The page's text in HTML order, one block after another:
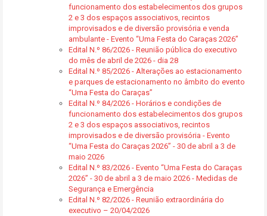
funcionamento dos estabelecimentos dos grupos
2 e 3 dos espaços associativos, recintos
improvisados e de diversão provisória e venda
ambulante - Evento “Uma Festa do Caraças 2026”
Edital N.º 86/2026 - Reunião pública do executivo
do mês de abril de 2026 - dia 28
Edital N.º 85/2026 - Alterações ao estacionamento
e parques de estacionamento no âmbito do evento
“Uma Festa do Caraças”
Edital N.º 84/2026 - Horários e condições de
funcionamento dos estabelecimentos dos grupos
2 e 3 dos espaços associativos, recintos
improvisados e de diversão provisória - Evento
“Uma Festa do Caraças 2026” - 30 de abril a 3 de
maio 2026
Edital N.º 83/2026 - Evento “Uma Festa do Caraças
2026” - 30 de abril a 3 de maio 2026 - Medidas de
Segurança e Emergência
Edital N.º 82/2026 - Reunião extraordinária do
executivo – 20/04/2026